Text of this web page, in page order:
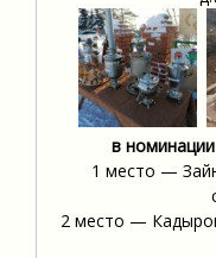
в
1 место —
2 место —